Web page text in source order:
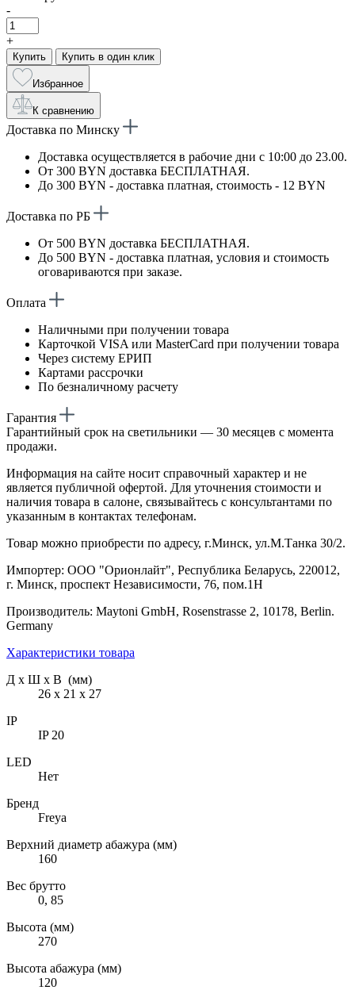
-
+
Купить Купить в один клик
Избранное
К сравнению
Доставка по Минску
Доставка осуществляется в рабочие дни с 10:00 до 23.00.
От 300 BYN доставка БЕСПЛАТНАЯ.
До 300 BYN - доставка платная, стоимость - 12 BYN
Доставка по РБ
От 500 BYN доставка БЕСПЛАТНАЯ.
До 500 BYN - доставка платная, условия и стоимость
оговариваются при заказе.
Оплата
Наличными при получении товара
Карточкой VISA или MasterCard при получении товара
Через систему ЕРИП
Картами рассрочки
По безналичному расчету
Гарантия
Гарантийный срок на светильники — 30 месяцев с момента
продажи.
Информация на сайте носит справочный характер и не
является публичной офертой. Для уточнения стоимости и
наличия товара в салоне, связывайтесь с консультантами по
указанным в контактах телефонам.
Товар можно приобрести по адресу, г.Минск, ул.М.Танка 30/2.
Импортер: ООО "Орионлайт", Республика Беларусь, 220012,
г. Минск, проспект Независимости, 76, пом.1Н
Производитель: Maytoni GmbH, Rosenstrasse 2, 10178, Berlin.
Germany
Характеристики товара
Д х Ш х В (мм)
26 х 21 х 27
IP
IP 20
LED
Нет
Бренд
Freya
Верхний диаметр абажура (мм)
160
Вес брутто
0, 85
Высота (мм)
270
Высота абажура (мм)
120